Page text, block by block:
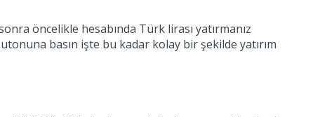
öncelikle hesabında Türk lirası yatırmanız
basın işte bu kadar kolay bir şekilde yatırım